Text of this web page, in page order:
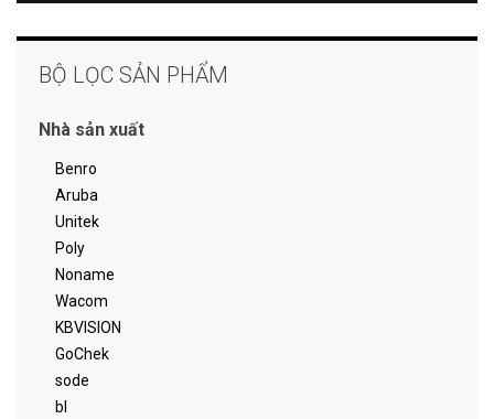
BỘ LỌC SẢN PHẨM
Nhà sản xuất
Benro
Aruba
Unitek
Poly
Noname
Wacom
KBVISION
GoChek
sode
bl